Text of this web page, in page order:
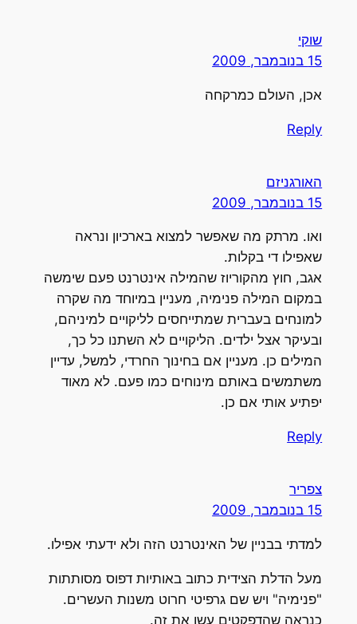
שוקי
15 בנובמבר, 2009
אכן, העולם כמרקחה
Reply
האורגניזם
15 בנובמבר, 2009
ואו. מרתק מה שאפשר למצוא בארכיון ונראה
שאפילו די בקלות.
אגב, חוץ מהקוריוז שהמילה אינטרנט פעם שימשה
במקום המילה פנימיה, מעניין במיוחד מה שקרה
למונחים בעברית שמתייחסים לליקויים למיניהם,
ובעיקר אצל ילדים. הליקויים לא השתנו כל כך,
המילים כן. מעניין אם בחינוך החרדי, למשל, עדיין
משתמשים באותם מינוחים כמו פעם. לא מאוד
יפתיע אותי אם כן.
Reply
צפריר
15 בנובמבר, 2009
למדתי בבניין של האינטרנט הזה ולא ידעתי אפילו.
מעל הדלת הצידית כתוב באותיות דפוס מסותתות
"פנימיה" ויש שם גרפיטי חרוט משנות העשרים.
כנראה שהדפקטים עשו את זה.